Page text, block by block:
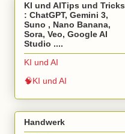
KI und AITips und Tricks
: ChatGPT, Gemini 3,
Suno , Nano Banana,
Sora, Veo, Google AI
Studio ....
KI und AI
🧠KI und AI
Handwerk